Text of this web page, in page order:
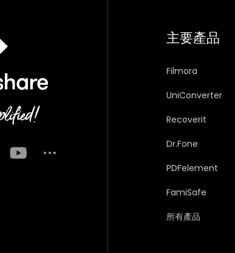
主要產品
Filmora
UniConverter
Recoverit
Dr.Fone
PDFelement
FamiSafe
所有產品